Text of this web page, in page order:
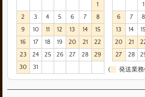
1
2
3 4 5 6 7
8
9
10 11 12 13 14
15
16
17 18 19 20 21
22
23
24 25 26 27 28
29
30
31
1
6
7 8
13
14
20
21
27
28
( 発送業